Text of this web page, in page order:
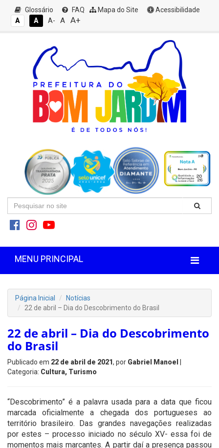
Glossário FAQ Mapa do Site
Acessibilidade
A
A A- A A+
MENU PRINCIPAL
Página Inicial
Notícias
22 de abril – Dia do Descobrimento do Brasil
22 de abril – Dia do Descobrimento
do Brasil
Publicado em 22 de abril de 2021, por Gabriel Manoel
Categoria: Cultura, Turismo
“Descobrimento” é a palavra usada para a data que ficou
marcada oficialmente a chegada dos portugueses ao
território brasileiro. Das grandes navegações realizadas
por estes – processo iniciado no século XV- essa foi de
momentos mais marcantes. A partir daí a presença passou